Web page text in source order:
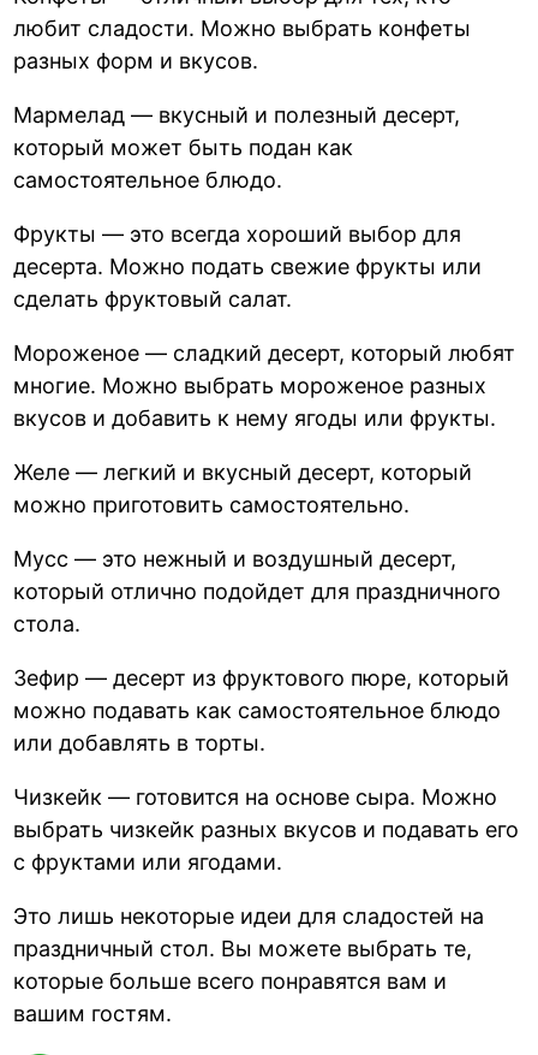
любит сладости. Можно выбрать конфеты
разных форм и вкусов.
Мармелад — вкусный и полезный десерт,
который может быть подан как
самостоятельное блюдо.
Фрукты — это всегда хороший выбор для
десерта. Можно подать свежие фрукты или
сделать фруктовый салат.
Мороженое — сладкий десерт, который любят
многие. Можно выбрать мороженое разных
вкусов и добавить к нему ягоды или фрукты.
Желе — легкий и вкусный десерт, который
можно приготовить самостоятельно.
Мусс — это нежный и воздушный десерт,
который отлично подойдет для праздничного
стола.
Зефир — десерт из фруктового пюре, который
можно подавать как самостоятельное блюдо
или добавлять в торты.
Чизкейк — готовится на основе сыра. Можно
выбрать чизкейк разных вкусов и подавать его
с фруктами или ягодами.
Это лишь некоторые идеи для сладостей на
праздничный стол. Вы можете выбрать те,
которые больше всего понравятся вам и
вашим гостям.